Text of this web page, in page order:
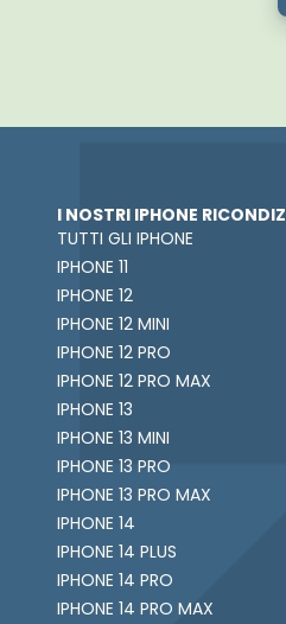
I NOSTRI IPHONE
TUTTI GLI IPHONE
IPHONE 11
IPHONE 12
IPHONE 12 MINI
IPHONE 12 PRO
IPHONE 12 PRO MAX
IPHONE 13
IPHONE 13 MINI
IPHONE 13 PRO
IPHONE 13 PRO MAX
IPHONE 14
IPHONE 14 PLUS
IPHONE 14 PRO
IPHONE 14 PRO MAX